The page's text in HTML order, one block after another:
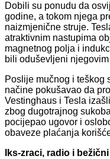
Dobili su ponudu da
godine, a tokom njega
naizmjenične struje.
atraktivnim nastupima
magnetnog polja i
bili oduševljeni
Poslije mučnog i teškog
načine pokušavao da
Vestinghaus i Tesla
zbog dugotrajnog
pocijepao ugovor i
obaveze plaćanja
Iks-zraci, radio i